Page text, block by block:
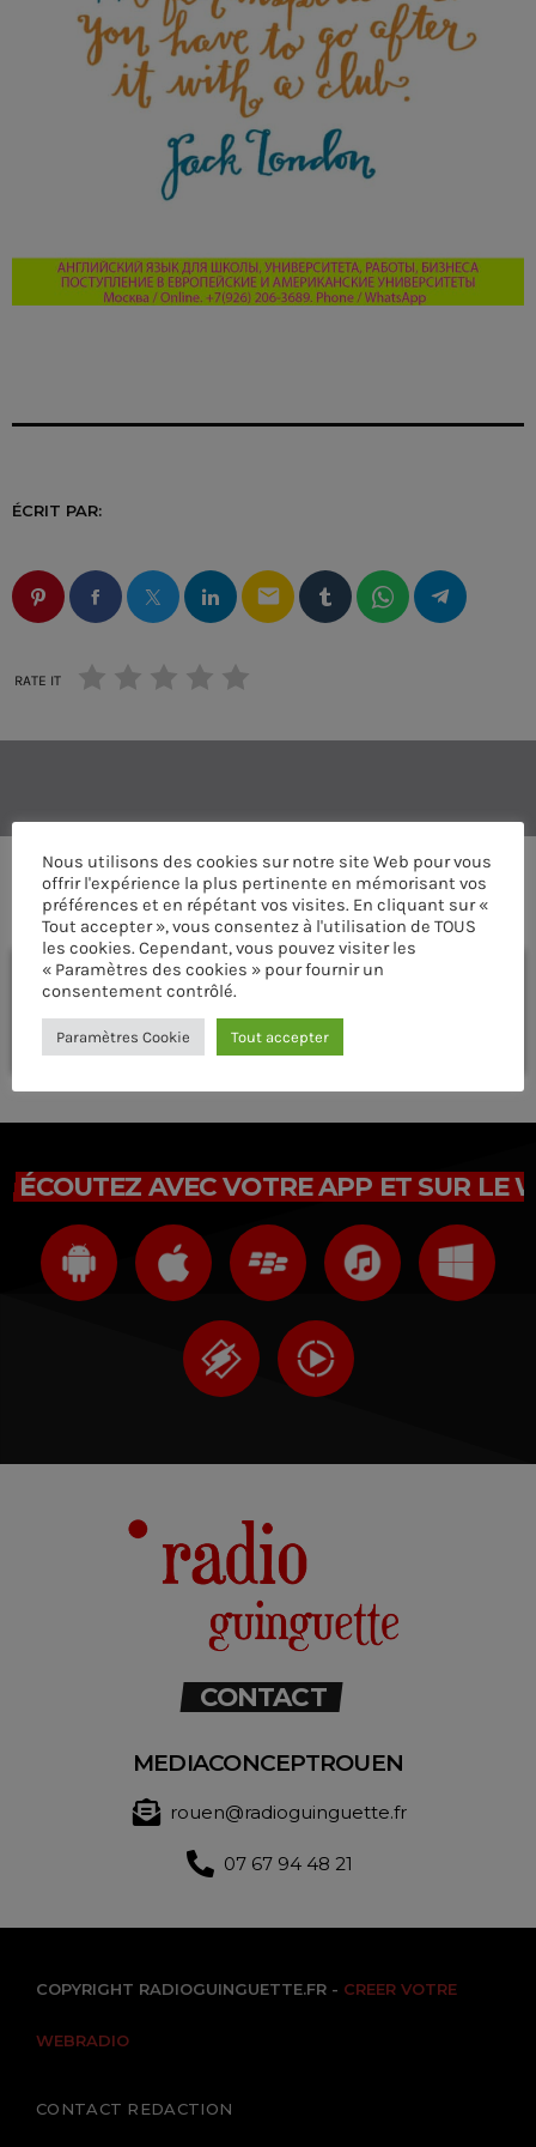
ÉCRIT PAR:
email
RATE IT
COMMENTAIRES D’ARTICLES (0)
Laisser une réponse
Vous devez être connecté pour ajouter un commentaire.
Connectez-vous maintenant
ÉCOUTEZ AVEC VOTRE APP ET SUR LE
CONTACT
MEDIACONCEPTROUEN
rouen@radioguinguette.fr
07 67 94 48 21
COPYRIGHT RADIOGUINGUETTE.FR - CREER VOTRE
WEBRADIO
CONTACT REDACTION
Nous utilisons des cookies sur notre site Web pour vous
offrir l'expérience la plus pertinente en mémorisant vos
préférences et en répétant vos visites. En cliquant sur «
Tout accepter », vous consentez à l'utilisation de TOUS
les cookies. Cependant, vous pouvez visiter les
« Paramètres des cookies » pour fournir un
consentement contrôlé.
Paramètres Cookie Tout accepter